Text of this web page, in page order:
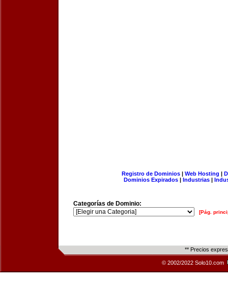
Registro de Dominios| Web Hosting |
Dominios Expirados | Industrias |
Categorías de Dominio:
[Pág.
** Precios
© 2002/2022 Solo10.com